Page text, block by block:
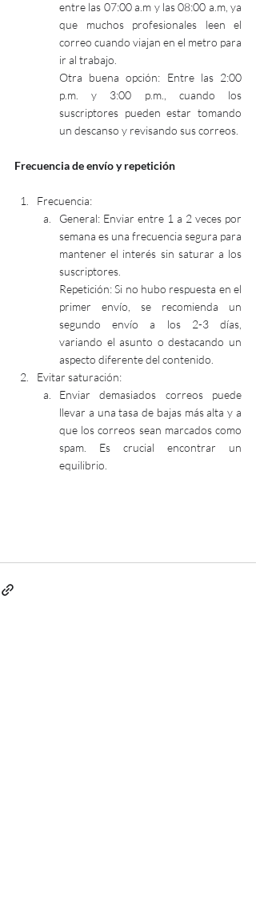
entre las 07:00 a.m y las 08:00 a.m, ya
que muchos profesionales leen el
correo cuando viajan en el metro para
ir al trabajo.
Otra buena opción: Entre las 2:00
p.m. y 3:00 p.m., cuando los
suscriptores pueden estar tomando
un descanso y revisando sus correos.
Frecuencia de envío y repetición
Frecuencia:
General: Enviar entre 1 a 2 veces por
semana es una frecuencia segura para
mantener el interés sin saturar a los
suscriptores.
Repetición: Si no hubo respuesta en el
primer envío, se recomienda un
segundo envío a los 2-3 días,
variando el asunto o destacando un
aspecto diferente del contenido.
Evitar saturación:
Enviar demasiados correos puede
llevar a una tasa de bajas más alta y a
que los correos sean marcados como
spam. Es crucial encontrar un
equilibrio.